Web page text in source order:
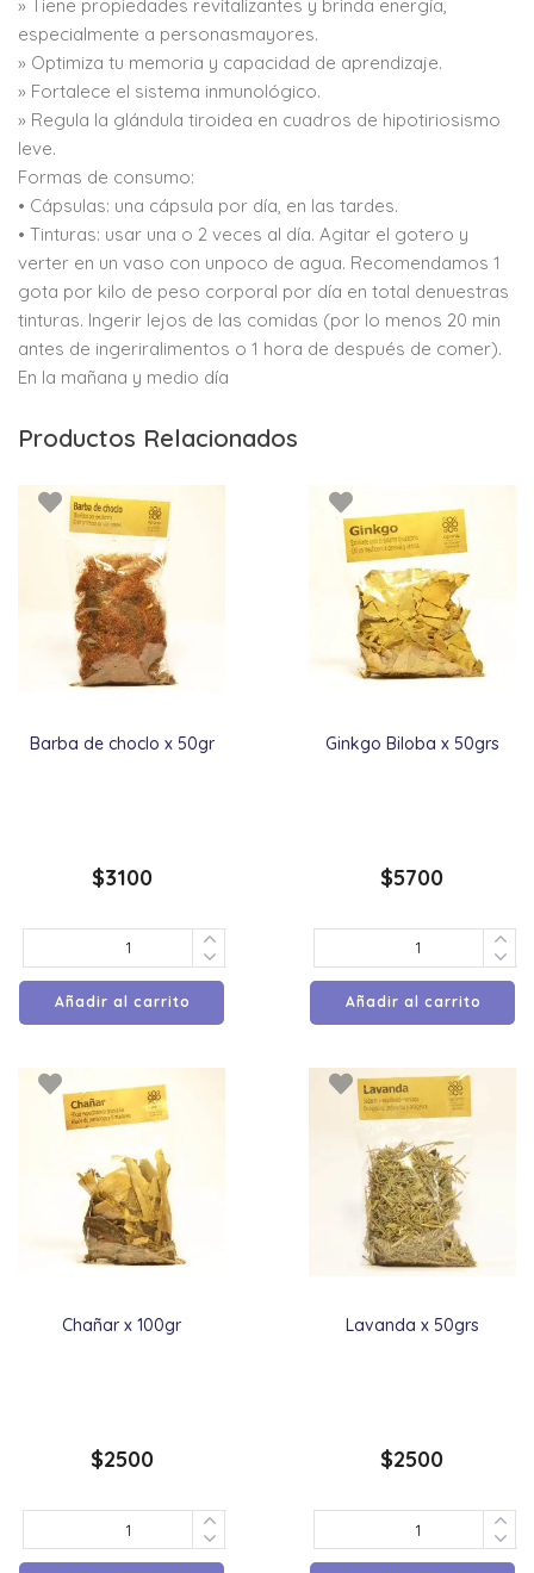
» Tiene propiedades revitalizantes y brinda energía,
especialmente a personasmayores.
» Optimiza tu memoria y capacidad de aprendizaje.
» Fortalece el sistema inmunológico.
» Regula la glándula tiroidea en cuadros de hipotiriosismo
leve.
Formas de consumo:
• Cápsulas: una cápsula por día, en las tardes.
• Tinturas: usar una o 2 veces al día. Agitar el gotero y
verter en un vaso con unpoco de agua. Recomendamos 1
gota por kilo de peso corporal por día en total denuestras
tinturas. Ingerir lejos de las comidas (por lo menos 20 min
antes de ingeriralimentos o 1 hora de después de comer).
En la mañana y medio día
Productos Relacionados
Barba de choclo x 50gr
$3100
Añadir al carrito
Ginkgo Biloba x 50grs
$5700
Añadir al carrito
Chañar x 100gr
$2500
Lavanda x 50grs
$2500